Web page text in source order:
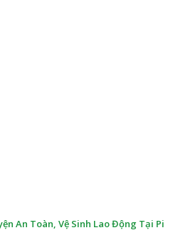
An Toàn, Vệ Sinh Lao Động Tại Pi